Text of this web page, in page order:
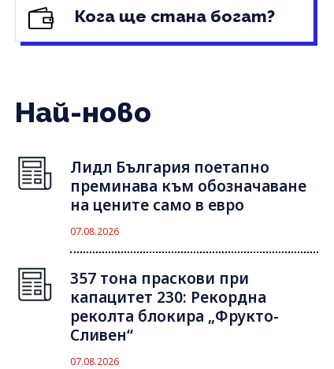
Кога ще стана богат?
Най-ново
Лидл България поетапно
преминава към обозначаване
на цените само в евро
07.08.2026
357 тона праскови при
капацитет 230: Рекордна
реколта блокира „Фрукто-
Сливен“
07.08.2026